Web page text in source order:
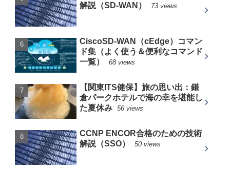
解説（SD-WAN）
73 views
CiscoSD-WAN（cEdge）コマン
ド集（よく使う＆便利なコマンド
一覧）
68 views
【関東ITS健保】旅の思い出：鎌
倉パークホテルで海の幸を堪能し
た夏休み
56 views
CCNP ENCOR合格のための技術
解説（SSO）
50 views